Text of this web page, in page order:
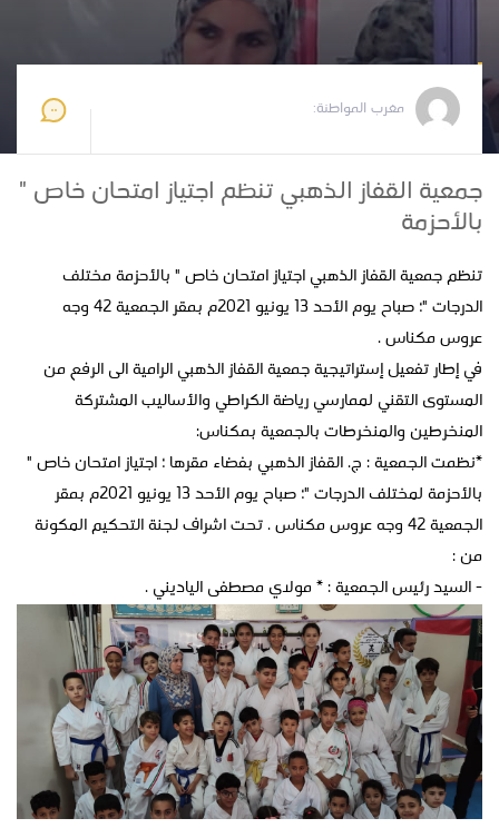
مغرب المواطنة:
جمعية القفاز الذهبي تنظم اجتياز امتحان خاص "
بالأحزمة
تنظم جمعية القفاز الذهبي اجتياز امتحان خاص " بالأحزمة مختلف
الدرجات "؛ صباح يوم الأحد 13 يونيو 2021م بمقر الجمعية 42 وجه
عروس مكناس .
في إطار تفعيل إستراتيجية جمعية القفاز الذهبي الرامية الى الرفع من
المستوى التقني لممارسي رياضة الكراطي والأساليب المشتركة
المنخرطين والمنخرطات بالجمعية بمكناس:
*نظمت الجمعية : ج. القفاز الذهبي بفضاء مقرها ؛ اجتياز امتحان خاص "
بالأحزمة لمختلف الدرجات "؛ صباح يوم الأحد 13 يونيو 2021م بمقر
الجمعية 42 وجه عروس مكناس . تحت اشراف لجنة التحكيم المكونة
من :
- السيد رئيس الجمعية : * مولاي مصطفى الياديني .